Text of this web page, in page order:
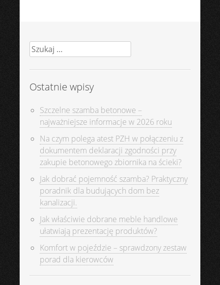
wpisach
Szukaj:
Ostatnie wpisy
Szczelne szamba betonowe –
najważniejsze informacje w 2026 roku
Na czym polega atest PZH w połączeniu z
dokumentem deklaracji zgodności przy
zakupie betonowego zbiornika na ścieki?
Jak dobrać pojemność szamba? Praktyczny
poradnik dla budujących dom bez
kanalizacji.
Jak właściwie dobrane meble handlowe
ułatwiają prezentację produktów?
Komfort w pojeździe – sprawdzony zestaw
porad dla kierowców